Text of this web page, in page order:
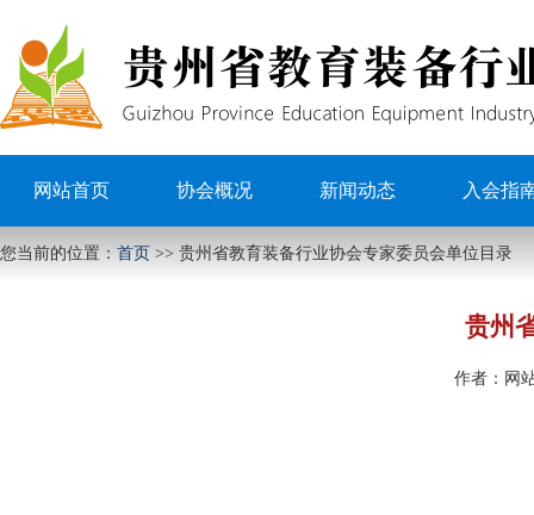
网站首页 协会概况 新闻动态 入会指
您当前的位置： 首页 >> 贵州省教育装备行业协会专家委员会单位目录
贵州
作者： 网